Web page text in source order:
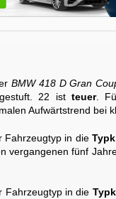
BMW 418 D Gran
22 ist teuer.
Aufwärtstrend bei
Fahrzeugtyp in die
vergangenen fünf
Fahrzeugtyp in die